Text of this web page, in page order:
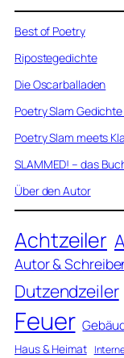
Best of Poetry
Ripostegedichte
Die Oscarballaden
Poetry Slam
Poetry Slam meets
SLAMMED! – das
Über den Autor
Achtzeiler
Autor &
Dutzendzeiler
Feuer
Haus & Heimat